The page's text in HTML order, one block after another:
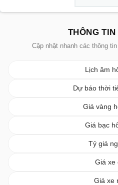
THÔNG
Cập nhật nhanh các thông
Lịch âm
Dự báo thời
Giá vàng
Giá bạc
Tỷ giá
Giá xe
Giá xe